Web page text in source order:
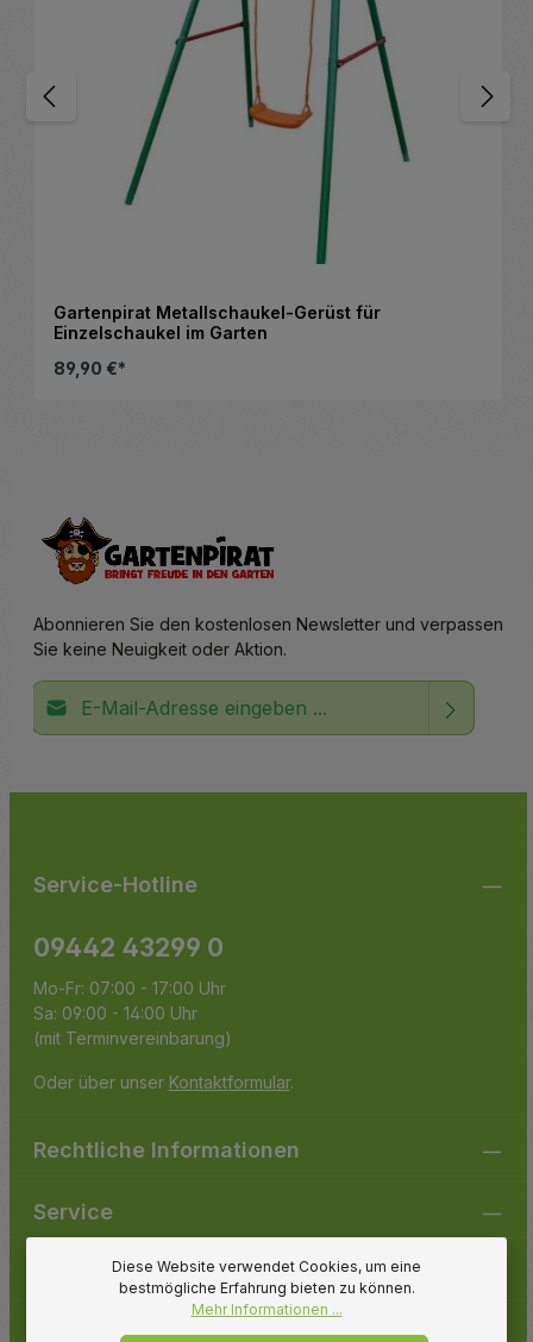
Gartenpirat Metallschaukel-Gerüst für
Einzelschaukel im Garten
89,90 €*
Abonnieren Sie den kostenlosen Newsletter und verpassen
Sie keine Neuigkeit oder Aktion.
E-Mail-Adresse*
Service-Hotline
09442 43299 0
Mo-Fr: 07:00 - 17:00 Uhr
Sa: 09:00 - 14:00 Uhr
(mit Terminvereinbarung)
Oder über unser Kontaktformular.
Rechtliche Informationen
Service
Gartenpirat
Folge uns
Diese Website verwendet Cookies, um eine
bestmögliche Erfahrung bieten zu können.
Mehr Informationen ...